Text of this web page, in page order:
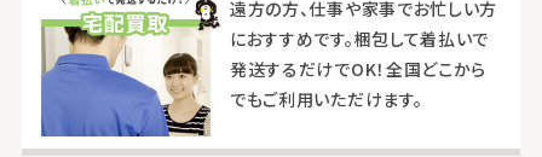
遠方の方、仕事や家事でお忙しい方
におすすめです。梱包して着払いで
発送するだけでOK！全国どこから
でもご利用いただけます。